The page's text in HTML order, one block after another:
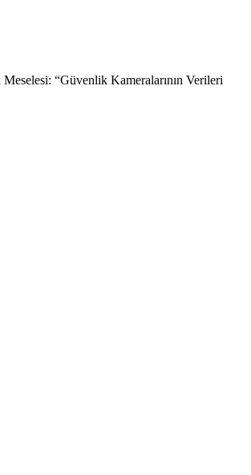
“Güvenlik Kameralarının Verileri